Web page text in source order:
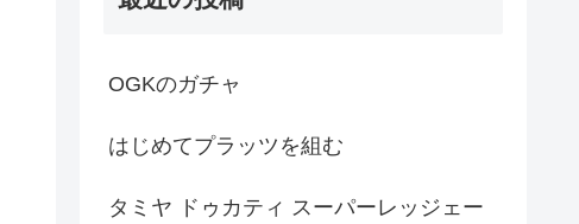
OGKのガチャ
はじめてプラッツを組む
タミヤ ドゥカティ スーパーレッジェー